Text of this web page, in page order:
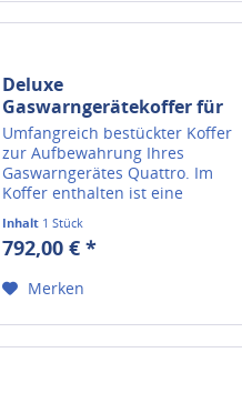
Deluxe
Gaswarngerätekoffer für
Gaswarngerät...
Umfangreich bestückter Koffer
zur Aufbewahrung Ihres
Gaswarngerätes Quattro. Im
Koffer enthalten ist eine
manuelle Ansaugpumpe, das IR-
Verbindungskit, mit dem sich das
Gerät über die Fleet Manager II
verbinden...
Inhalt 1 Stück
792,00 € *
Merken